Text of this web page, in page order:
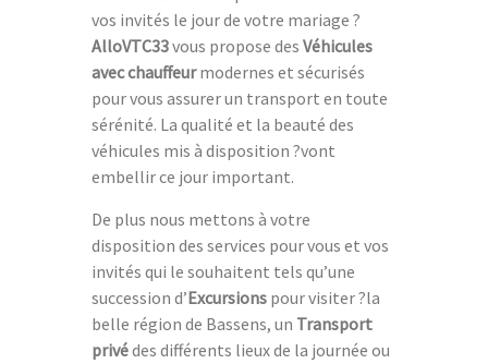
vos invités le jour de votre mariage ?
AlloVTC33vous propose des Véhicules
avec chauffeurmodernes et sécurisés
pour vous assurer un transport en toute
sérénité. La qualité et la beauté des
véhicules mis à disposition ?vont
embellir ce jour important.
De plus nous mettons à votre
disposition des services pour vous et vos
invités qui le souhaitent tels qu’une
succession d’Excursions pour visiter ?la
belle région de Bassens, un Transport
privédes différents lieux de la journée ou